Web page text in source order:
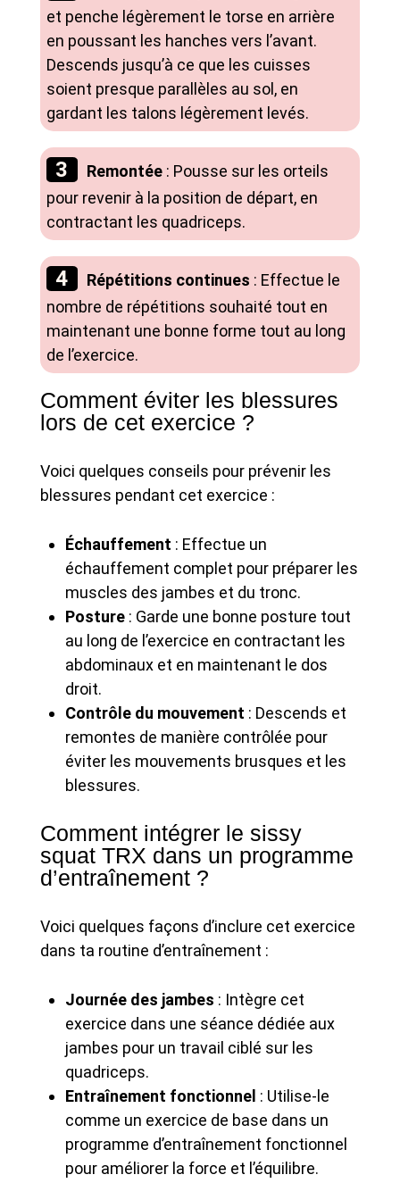
et penche légèrement le torse en arrière
en poussant les hanches vers l’avant.
Descends jusqu’à ce que les cuisses
soient presque parallèles au sol, en
gardant les talons légèrement levés.
Remontée : Pousse sur les orteils
pour revenir à la position de départ, en
contractant les quadriceps.
Répétitions continues : Effectue le
nombre de répétitions souhaité tout en
maintenant une bonne forme tout au long
de l’exercice.
Comment éviter les blessures
lors de cet exercice ?
Voici quelques conseils pour prévenir les
blessures pendant cet exercice :
Échauffement : Effectue un
échauffement complet pour préparer les
muscles des jambes et du tronc.
Posture : Garde une bonne posture tout
au long de l’exercice en contractant les
abdominaux et en maintenant le dos
droit.
Contrôle du mouvement : Descends et
remontes de manière contrôlée pour
éviter les mouvements brusques et les
blessures.
Comment intégrer le sissy
squat TRX dans un programme
d’entraînement ?
Voici quelques façons d’inclure cet exercice
dans ta routine d’entraînement :
Journée des jambes : Intègre cet
exercice dans une séance dédiée aux
jambes pour un travail ciblé sur les
quadriceps.
Entraînement fonctionnel : Utilise-le
comme un exercice de base dans un
programme d’entraînement fonctionnel
pour améliorer la force et l’équilibre.